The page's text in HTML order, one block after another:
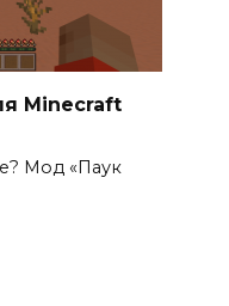
Minecraft
Мод «Паук